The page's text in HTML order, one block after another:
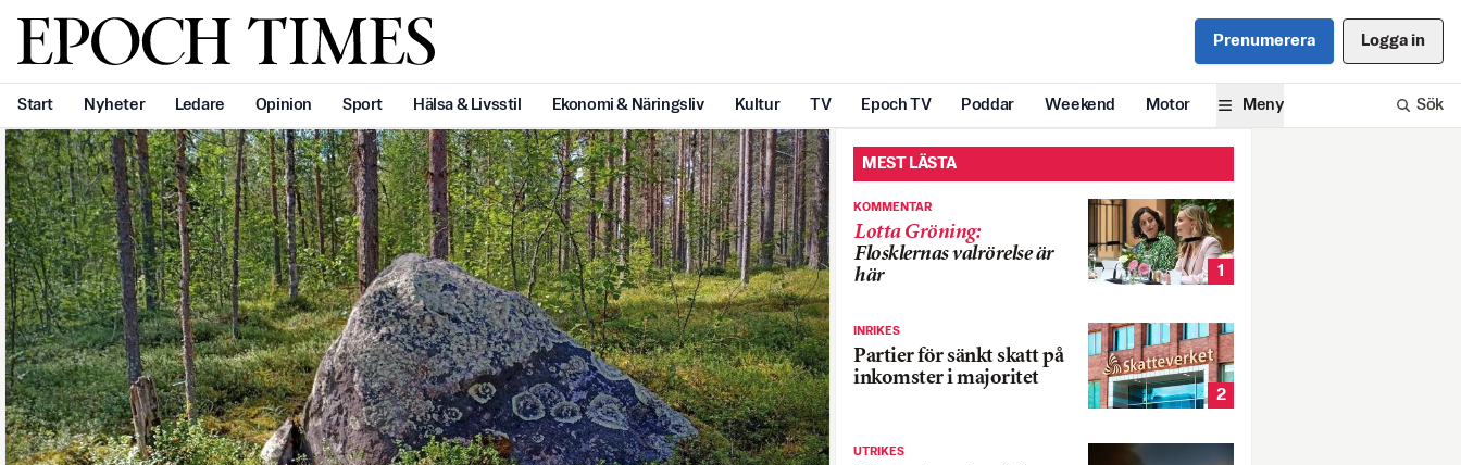
Svenska Epoch Times Prenumerera Logga in
Start Nyheter Ledare Opinion Sport Hälsa & Livsstil Ekonomi & Näringsliv Kultur TV Epoch TV Poddar Weekend Motor Meny Sök
MEST LÄSTA
KOMMENTAR
Lotta Gröning:
Flosklernas valrörelse är
här
1
INRIKES
Partier för sänkt skatt på
inkomster i majoritet
2
UTRIKES